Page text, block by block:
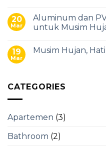
20
Mar
Aluminum dan
untuk Musim
19
Mar
Musim Hujan,
CATEGORIES
Apartemen (3)
Bathroom (2)